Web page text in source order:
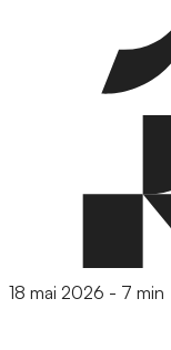
18 mai 2026 - 7 min